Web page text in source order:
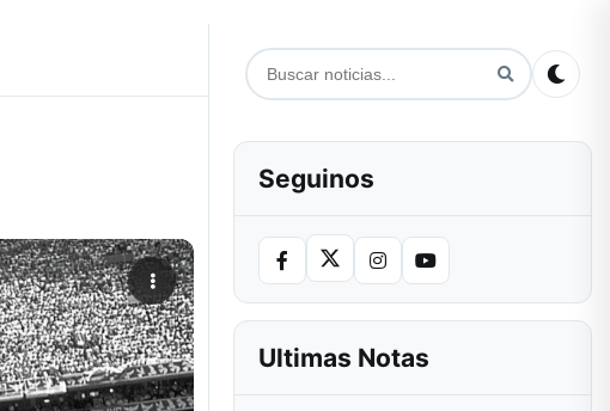
Seguinos
Ultimas Notas